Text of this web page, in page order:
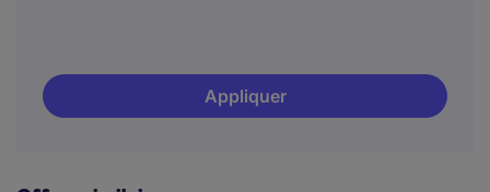
Appliquer